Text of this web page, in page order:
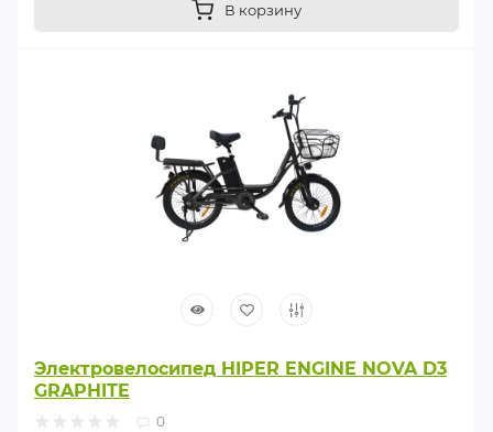
В корзину
Электровелосипед HIPER ENGINE NOVA D3
GRAPHITE
0